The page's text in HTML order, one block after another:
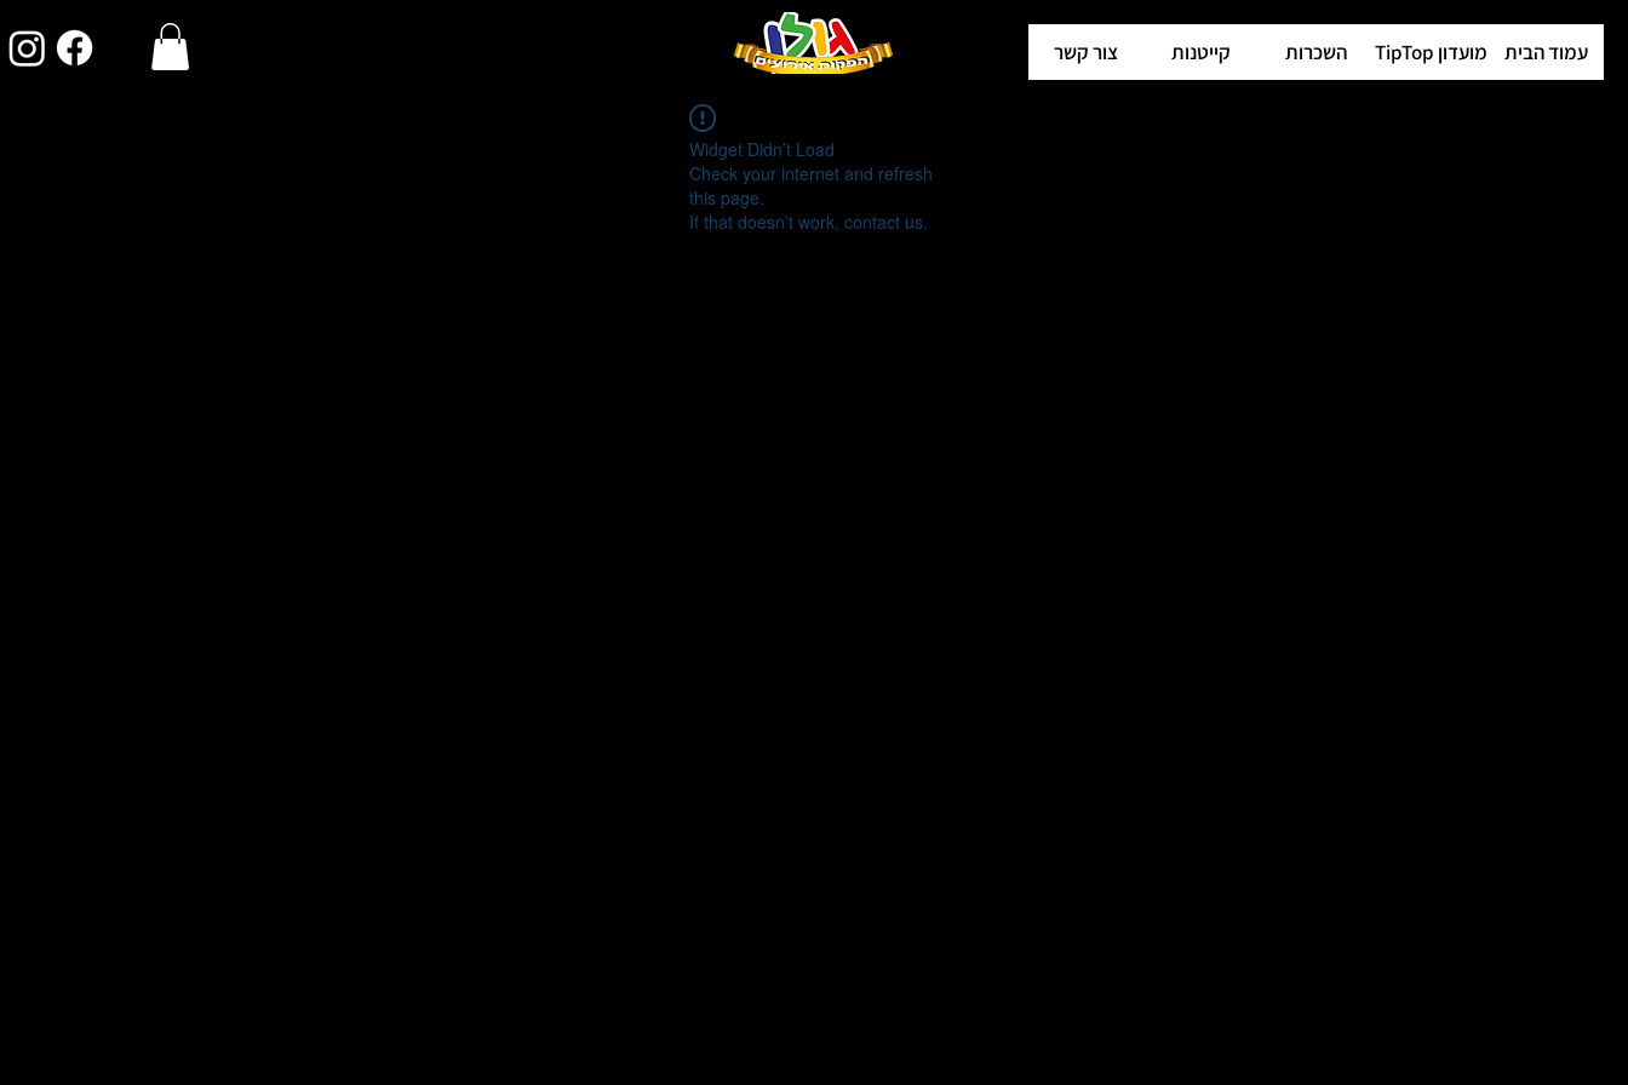
עמוד הבית מועדון TipTop השכרות קייטנות צור קשר
Widget Didn’t Load
Check your internet and refresh
this page.
If that doesn’t work, contact us.